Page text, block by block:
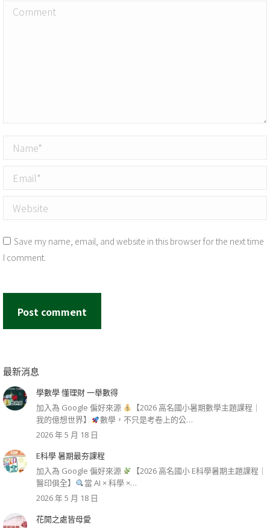
Comment
Name *
Email *
Website
Save my name, email, and website in this browser for the next time
I comment.
Post comment
最新消息
學數學 懂理財 一舉數得
加入為 Google 偏好來源
【2026 高名國小暑期數學主題課程｜
我的億想世界】
數學，不只是考卷上的公…
2026 年 5 月 18 日
E科學 暑期最夯課程
加入為 Google 偏好來源
【2026 高名國小 E科學暑期主題課程｜
醫印俱全】
當 AI × 科學 ×…
2026 年 5 月 18 日
花開之處皆母愛